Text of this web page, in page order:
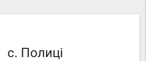
с. Полиці